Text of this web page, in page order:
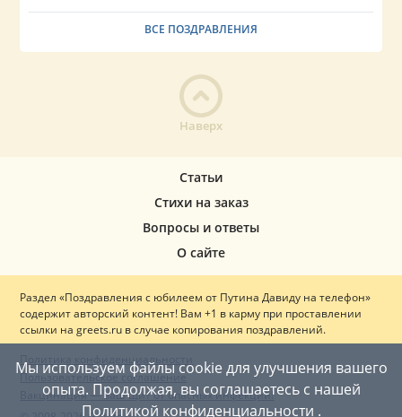
ВСЕ ПОЗДРАВЛЕНИЯ
Наверх
Мы используем файлы cookie для улучшения вашего
опыта. Продолжая, вы соглашаетесь с нашей
Политикой конфиденциальности .
Статьи
Стихи на заказ
Вопросы и ответы
О сайте
Раздел «Поздравления с юбилеем от Путина Давиду на телефон»
содержит авторский контент! Вам +1 в карму при проставлении
ссылки на greets.ru в случае копирования поздравлений.
Политика конфиденциальности
Пользовательское соглашение
Вакцинация — ваш щит от опасных инфекций!